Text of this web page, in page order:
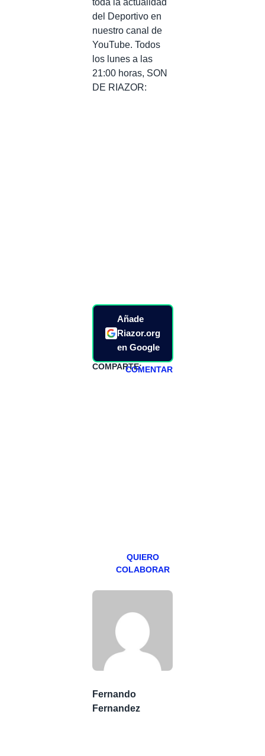
del Deportivo en
nuestro canal de
YouTube. Todos
los lunes a las
21:00 horas, SON
DE RIAZOR:
Añade
Riazor.org
en Google
COMPARTE:COMENTAR
QUIERO
COLABORAR
Fernando
Fernandez